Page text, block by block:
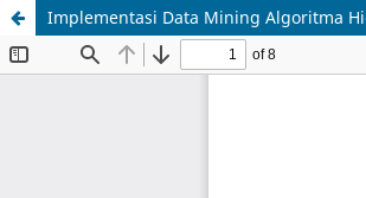
Implementasi Data Mining Algoritma